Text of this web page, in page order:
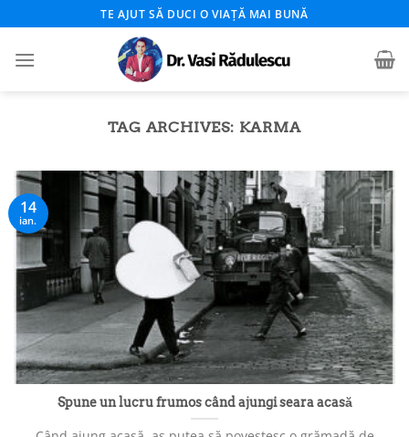
to
content
TE AJUT SĂ DUCI O VIAȚĂ MAI BUNĂ
TAG ARCHIVES: KARMA
Spune un lucru frumos când ajungi seara acasă
14
ian.